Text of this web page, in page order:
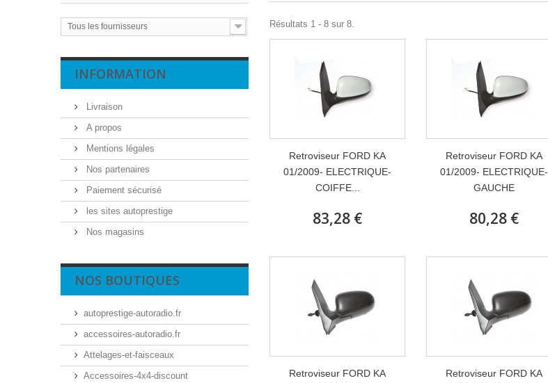
Tous les fournisseurs
INFORMATION
Livraison
A propos
Mentions légales
Nos partenaires
Paiement sécurisé
les sites autoprestige
Nos magasins
NOS BOUTIQUES
autoprestige-autoradio.fr
accessoires-autoradio.fr
Attelages-et-faisceaux
Accessoires-4x4-discount
Résultats 1 - 8 sur 8.
Retroviseur FORD KA
01/2009- ELECTRIQUE-
COIFFE...
83,28 €
Retroviseur FORD KA
01/2009- ELECTRIQUE-
GAUCHE
80,28 €
Retroviseur FORD KA
Retroviseur FORD KA